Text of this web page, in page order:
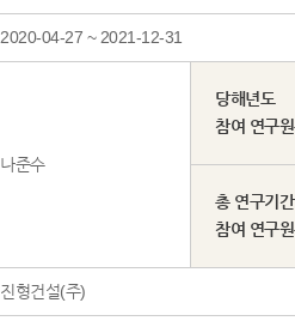
2020-04-27 ~ 2021-12-31
나준수
당해년도
참여 연구
총 연구기간
참여 연구
진형건설(주)